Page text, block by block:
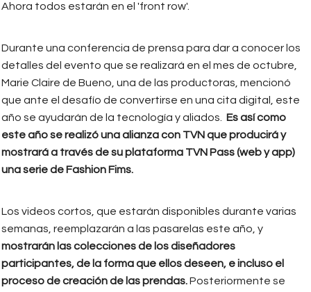
Ahora todos estarán en el 'front row'.
Durante una conferencia de prensa para dar a conocer los
detalles del evento que se realizará en el mes de octubre,
Marie Claire de Bueno, una de las productoras, mencionó
que ante el desafío de convertirse en una cita digital, este
año se ayudarán de la tecnología y aliados. Es así como
este año se realizó una alianza con TVN que producirá y
mostrará a través de su plataforma TVN Pass (web y app)
una serie de Fashion Fims.
Los videos cortos, que estarán disponibles durante varias
semanas, reemplazarán a las pasarelas este año, y
mostrarán las colecciones de los diseñadores
participantes, de la forma que ellos deseen, e incluso el
proceso de creación de las prendas.Posteriormente se